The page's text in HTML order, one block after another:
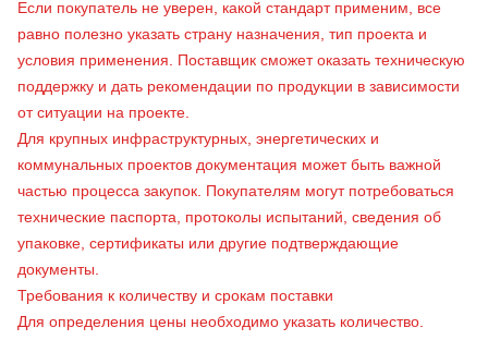
Если покупатель не уверен, какой стандарт применим, все
равно полезно указать страну назначения, тип проекта и
условия применения. Поставщик сможет оказать техническую
поддержку и дать рекомендации по продукции в зависимости
от ситуации на проекте.
Для крупных инфраструктурных, энергетических и
коммунальных проектов документация может быть важной
частью процесса закупок. Покупателям могут потребоваться
технические паспорта, протоколы испытаний, сведения об
упаковке, сертификаты или другие подтверждающие
документы.
Требования к количеству и срокам поставки
Для определения цены необходимо указать количество.